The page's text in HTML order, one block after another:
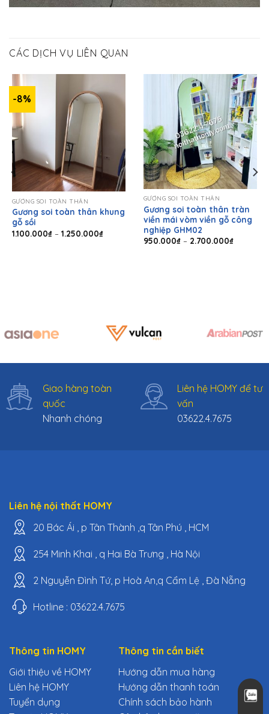
CÁC DỊCH VỤ LIÊN QUAN
-8%
GƯƠNG SOI TOÀN THÂN
Gương soi toàn thân khung
gỗ sồi
1.100.000₫ – 1.250.000₫Khoảng
GƯƠNG SOI TOÀN THÂN
Gương soi toàn thân tràn
viền mái vòm viền gỗ công
nghiệp GHM02
950.000₫ – 2.700.000₫Khoảng
Giao hàng toàn
quốc
Nhanh chóng
Liên hệ HOMY để tư
vấn
03622.4.7675
Liên hệ nội thất HOMY
20 Bác Ái , p Tân Thành ,q Tân Phú , HCM
254 Minh Khai , q Hai Bà Trưng , Hà Nội
2 Nguyễn Đình Tứ, p Hoà An,q Cẩm Lệ , Đà Nẵng
Hotline : 03622.4.7675
Thông tin HOMY
Giới thiệu về HOMY
Liên hệ HOMY
Tuyển dụng
Thông tin cần biết
Hướng dẫn mua hàng
Hướng dẫn thanh toán
Chính sách bảo hành